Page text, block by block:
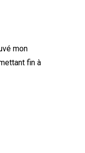
mon
fin à